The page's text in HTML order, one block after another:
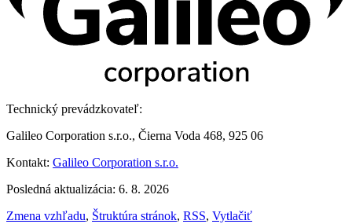
Technický prevádzkovateľ:
Galileo Corporation s.r.o., Čierna Voda 468, 925 06
Kontakt: Galileo Corporation s.r.o.
Posledná aktualizácia: 6. 8. 2026
Zmena vzhľadu, Štruktúra stránok, RSS, Vytlačiť